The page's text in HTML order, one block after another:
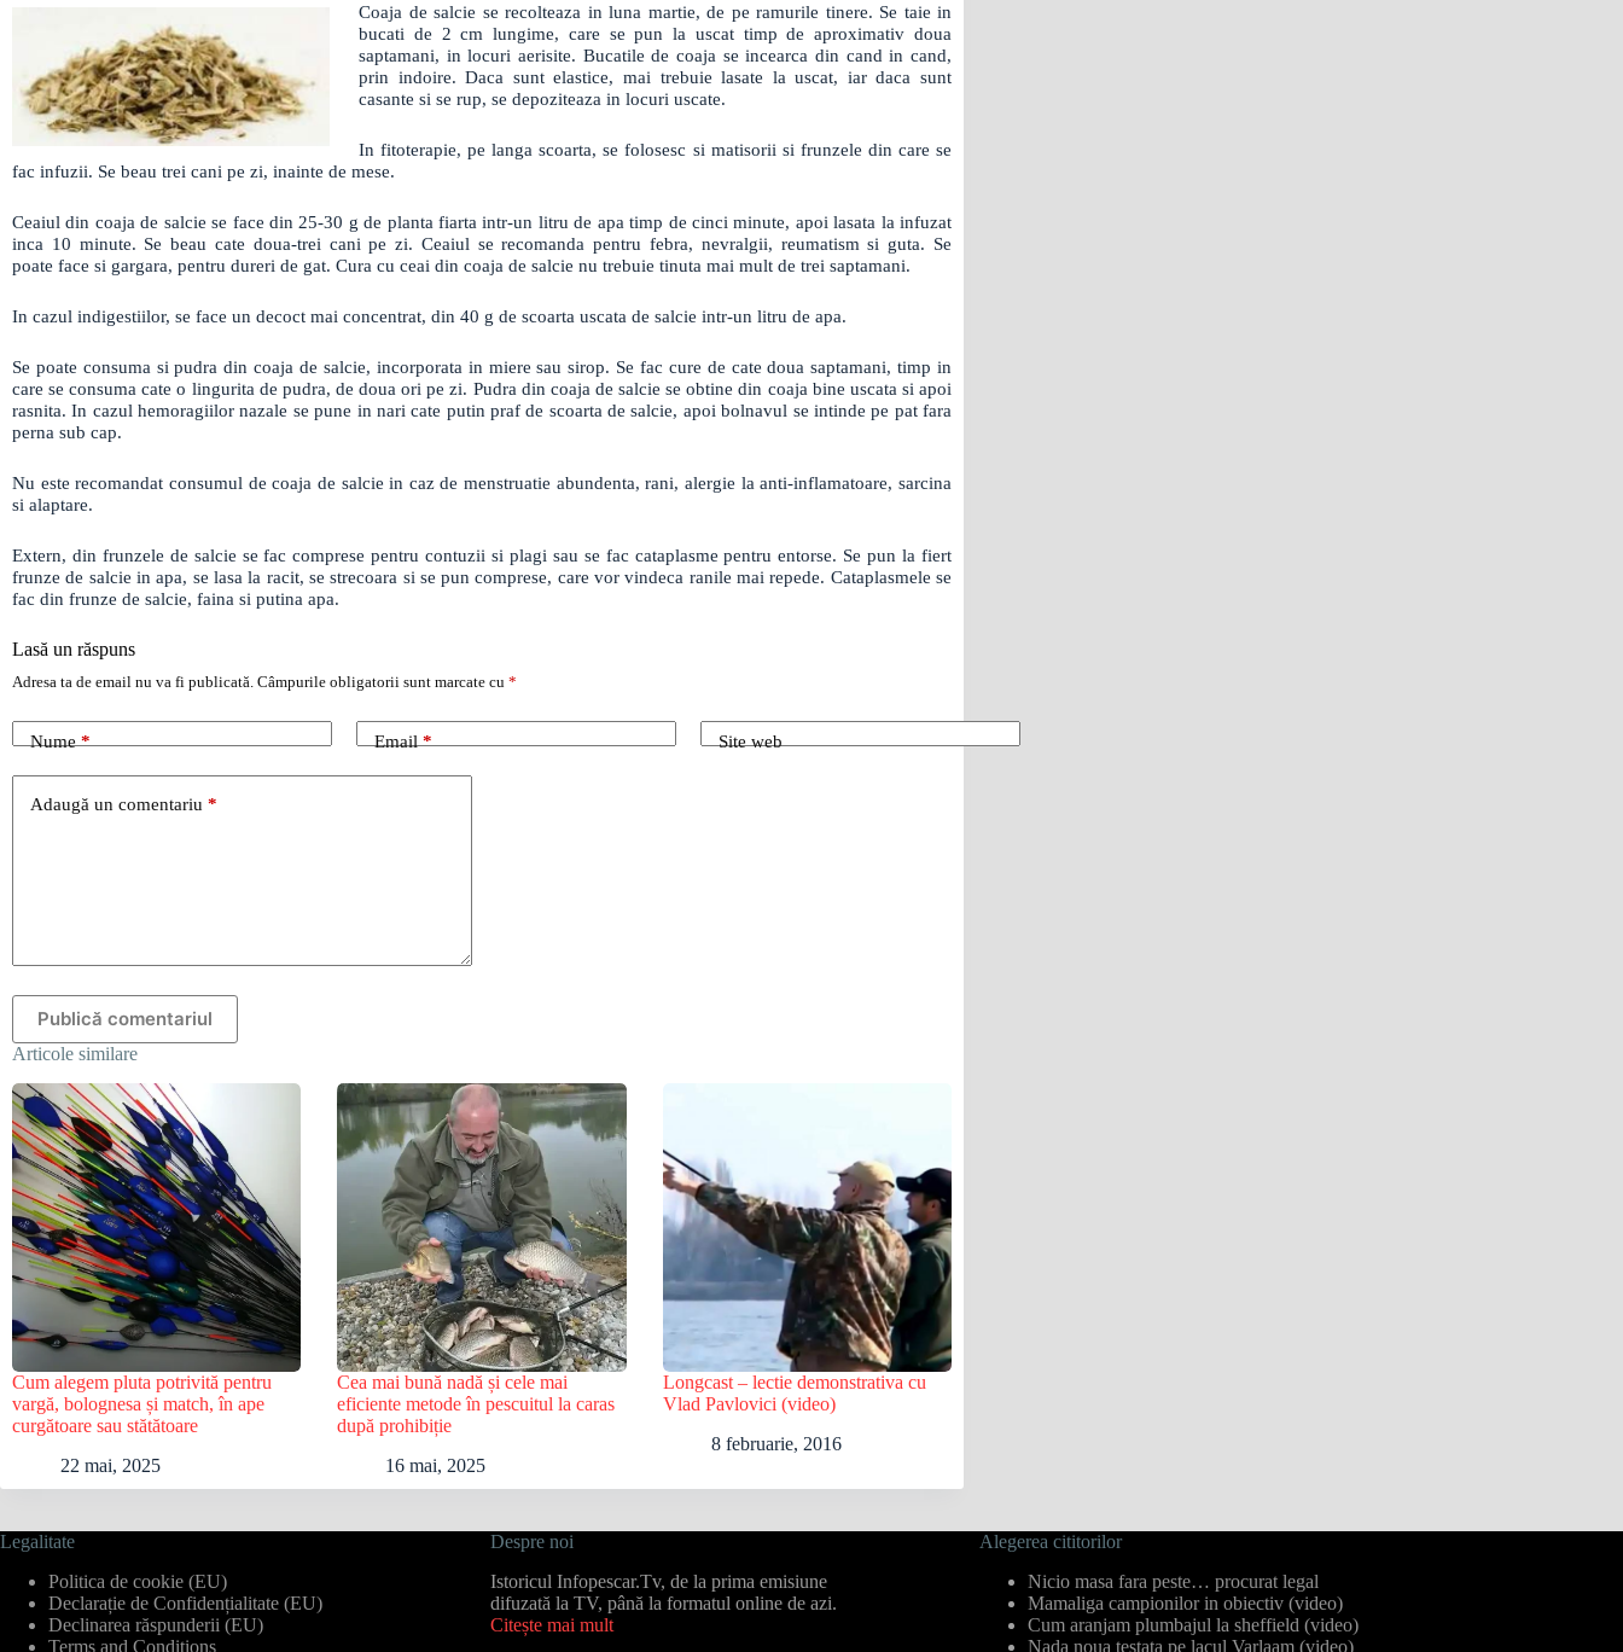
Coaja de salcie se recolteaza in luna martie, de pe ramurile tinere. Se taie in
bucati de 2 cm lungime, care se pun la uscat timp de aproximativ doua
saptamani, in locuri aerisite. Bucatile de coaja se incearca din cand in cand,
prin indoire. Daca sunt elastice, mai trebuie lasate la uscat, iar daca sunt
casante si se rup, se depoziteaza in locuri uscate.
In fitoterapie, pe langa scoarta, se folosesc si matisorii si frunzele din care se
fac infuzii. Se beau trei cani pe zi, inainte de mese.
Ceaiul din coaja de salcie se face din 25-30 g de planta fiarta intr-un litru de apa timp de cinci minute, apoi lasata la infuzat
inca 10 minute. Se beau cate doua-trei cani pe zi. Ceaiul se recomanda pentru febra, nevralgii, reumatism si guta. Se
poate face si gargara, pentru dureri de gat. Cura cu ceai din coaja de salcie nu trebuie tinuta mai mult de trei saptamani.
In cazul indigestiilor, se face un decoct mai concentrat, din 40 g de scoarta uscata de salcie intr-un litru de apa.
Se poate consuma si pudra din coaja de salcie, incorporata in miere sau sirop. Se fac cure de cate doua saptamani, timp in
care se consuma cate o lingurita de pudra, de doua ori pe zi. Pudra din coaja de salcie se obtine din coaja bine uscata si apoi
rasnita. In cazul hemoragiilor nazale se pune in nari cate putin praf de scoarta de salcie, apoi bolnavul se intinde pe pat fara
perna sub cap.
Nu este recomandat consumul de coaja de salcie in caz de menstruatie abundenta, rani, alergie la anti-inflamatoare, sarcina
si alaptare.
Extern, din frunzele de salcie se fac comprese pentru contuzii si plagi sau se fac cataplasme pentru entorse. Se pun la fiert
frunze de salcie in apa, se lasa la racit, se strecoara si se pun comprese, care vor vindeca ranile mai repede. Cataplasmele se
fac din frunze de salcie, faina si putina apa.
Lasă un răspuns
Adresa ta de email nu va fi publicată. Câmpurile obligatorii sunt marcate cu *
Nume* Email* Site web
Adaugă un comentariu *
Publică comentariul
Articole similare
Cum alegem pluta potrivită pentru
vargă, bolognesa și match, în ape
curgătoare sau stătătoare
22 mai, 2025
Cea mai bună nadă și cele mai
eficiente metode în pescuitul la caras
după prohibiție
16 mai, 2025
Longcast – lectie demonstrativa cu
Vlad Pavlovici (video)
8 februarie, 2016
Legalitate
Politica de cookie (EU)
Declarație de Confidențialitate (EU)
Declinarea răspunderii (EU)
Terms and Conditions
Despre noi
Istoricul Infopescar.Tv, de la prima emisiune
difuzată la TV, până la formatul online de azi.
Citește mai mult
Alegerea cititorilor
Nicio masa fara peste… procurat legal
Mamaliga campionilor in obiectiv (video)
Cum aranjam plumbajul la sheffield (video)
Nada noua testata pe lacul Varlaam (video)